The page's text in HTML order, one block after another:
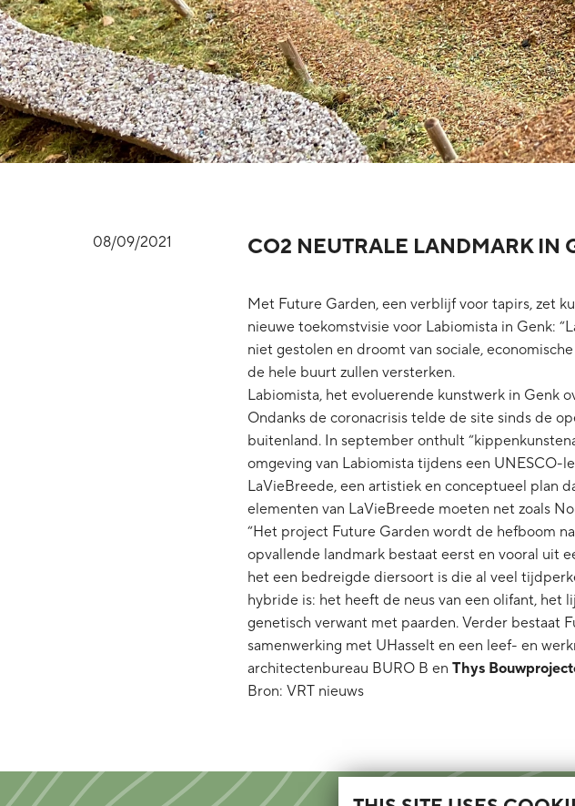
08/09/2021 CO2 NEUTRALE LANDMARK IN
Met Future Garden, een verblijf voor tapirs, zet
nieuwe toekomstvisie voor Labiomista in Genk:
niet gestolen en droomt van sociale,
de hele buurt zullen versterken.
Labiomista, het evoluerende kunstwerk in Genk
Ondanks de coronacrisis telde de site sinds de
buitenland. In september onthult
omgeving van Labiomista tijdens een UNESCO-
LaVieBreede, een artistiek en conceptueel plan
elementen van LaVieBreede moeten net zoals
“Het project Future Garden wordt de hefboom
opvallende landmark bestaat eerst en vooral uit
het een bedreigde diersoort is die al veel
hybride is: het heeft de neus van een olifant, het
genetisch verwant met paarden. Verder bestaat
samenwerking met UHasselt en een leef- en
architectenbureau BURO B en Thys
Bron: VRT nieuws